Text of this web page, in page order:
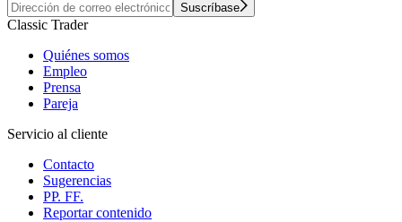
Suscríbase
Classic Trader
Quiénes somos
Empleo
Prensa
Pareja
Servicio al cliente
Contacto
Sugerencias
PP. FF.
Reportar contenido